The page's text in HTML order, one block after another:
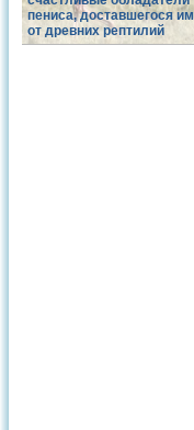
пениса, доставшегося им
от древних рептилий